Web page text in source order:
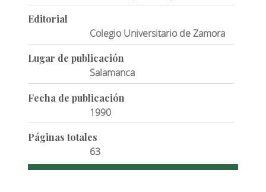
Editorial
Colegio Universitario de Zamora
Lugar de publicación
Salamanca
Fecha de publicación
1990
Páginas totales
63